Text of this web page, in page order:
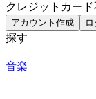
クレジットカー
アカウント作成
探す
音楽